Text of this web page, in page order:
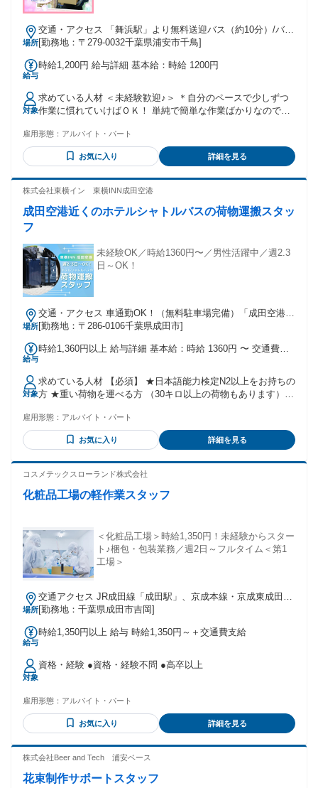
場所
交通・アクセス 「舞浜駅」より無料送迎バス（約10分）/バス
停「千鳥中央」下車スグ
[勤務地：〒279-0032千葉県浦安市千鳥]
給与
時給1,200円 給与詳細 基本給：時給 1200円
対象
求めている人材 ＜未経験歓迎♪＞ ＊自分のペースで少しずつ
作業に慣れていけばＯＫ！ 単純で簡単な作業ばかりなので、
スキルは必要ありません。 「通いやすい」「黙々と作業した
い」 「簡単な仕事がいい」 など、 志望理由はあなたが最初
に思った内容でＯK！ 「働いてみたい」 その気持ちを歓迎し
に働くスタッフさんの声▼ ◎かわいいキャラクターグッズに
んも優しい方ばかりで、 職場も休憩室も雰囲気がいいです♪
雇用形態： アルバイト・パート
お気に入り 詳細を見る
株式会社東横イン 東横INN成田空港
成田空港近くのホテルシャトルバスの荷物運搬スタッ
フ
未経験OK／時給1360円〜／男性活躍中／週2.3
日～OK！
場所
交通・アクセス 車通勤OK！（無料駐車場完備）「成田空港」
から車10分
[勤務地：〒286-0106千葉県成田市]
給与
時給1,360円以上 給与詳細 基本給：時給 1360円 〜 交通費支
対象
求めている人材 【必須】 ★日本語能力検定N2以上をお持ちの
方 ★重い荷物を運べる方 （30キロ以上の荷物もあります）
ト】 ・男性活躍中 ・未経験者歓迎 ・経験者歓迎 ・Wワーク
応相談 ・ブランク歓迎 ・扶養控除内OK ・年齢不問 ・経験不
雇用形態： アルバイト・パート
お気に入り 詳細を見る
コスメテックスローランド株式会社
化粧品工場の軽作業スタッフ
＜化粧品工場＞時給1,350円！未経験からスター
ト♪梱包・包装業務／週2日～フルタイム＜第1
工場＞
場所
交通アクセス JR成田線「成田駅」、京成本線・京成東成田線
「京成成田駅」より車で15分 ★無料送迎バスあり！お問合せ
橋を渡りまっすぐ車を走らせるだけ！
[勤務地：千葉県成田市吉岡]
給与
時給1,350円以上 給与 時給1,350円～＋交通費支給
対象
資格・経験 ●資格・経験不問 ●高卒以上
雇用形態： アルバイト・パート
お気に入り 詳細を見る
株式会社Beer and Tech 浦安ベース
花束制作サポートスタッフ